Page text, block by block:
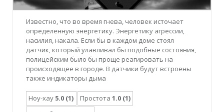
Известно, что во время гнева, человек источает
определенную энергетику. Энергетику агрессии,
насилия, накала. Если бы в каждом доме стоял
датчик, который улавливал бы подобные состояния,
полицейским было бы проще реагировать на
происходящее в городе. В датчики будут встроены
также индикаторы дыма
Ноу-хау 5.0 (1) Простота 1.0 (1)